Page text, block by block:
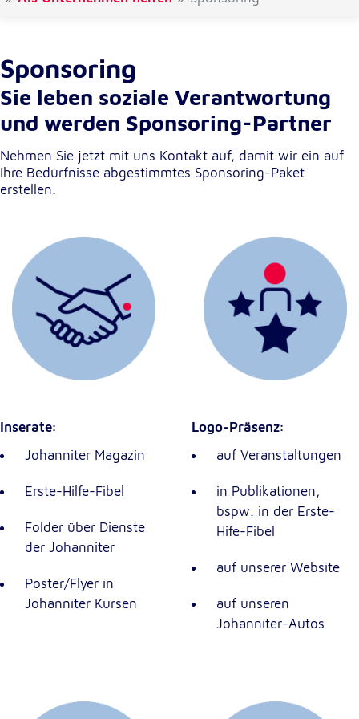
Sponsoring
Sie leben soziale Verantwortung
und werden Sponsoring-Partner
Nehmen Sie jetzt mit uns Kontakt auf, damit wir ein auf
Ihre Bedürfnisse abgestimmtes Sponsoring-Paket
erstellen.
Inserate:
Johanniter Magazin
Erste-Hilfe-Fibel
Folder über Dienste
der Johanniter
Poster/Flyer in
Johanniter Kursen
Logo-Präsenz:
auf Veranstaltungen
in Publikationen,
bspw. in der Erste-
Hife-Fibel
auf unserer Website
auf unseren
Johanniter-Autos
Um Inhalte von Videoplattformen und
Kartendiensten anzeigen zu können, werden von
diesen externen Diensten Cookies gesetzt.
YouTube
Anbieter:
Google LLC
Google Maps
Name:
NID
Google LLC
Einbinden von interaktiven Google Karten
Cookie Laufzeit: